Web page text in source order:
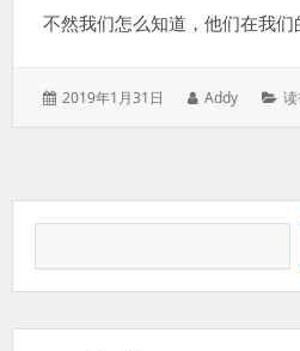
不然我们怎么知道，他们在我
发
2019年1月31日
作
Addy
分